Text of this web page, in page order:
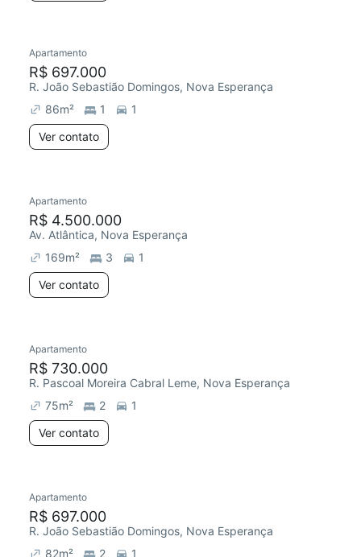
Apartamento
R$ 697.000
R. João Sebastião Domingos, Nova Esperança
86m² 1
1
Ver contato
Apartamento
R$ 4.500.000
Av. Atlântica, Nova Esperança
169m² 3
1
Ver contato
Apartamento
R$ 730.000
R. Pascoal Moreira Cabral Leme, Nova Esperança
75m² 2
1
Ver contato
Apartamento
R$ 697.000
R. João Sebastião Domingos, Nova Esperança
82m² 2 1